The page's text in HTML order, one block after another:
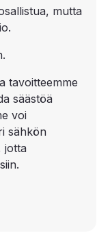
mutta
tavoitteemme
säästöä
voi
sähkön
jotta